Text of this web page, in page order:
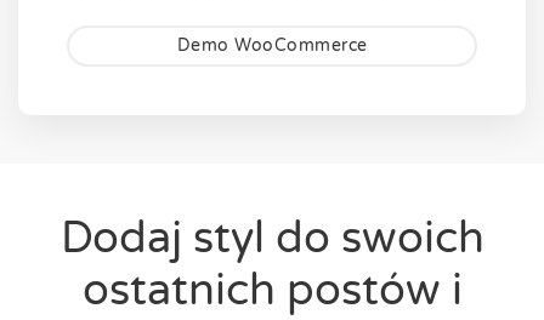
Demo WooCommerce
Dodaj styl do swoich
ostatnich postów i